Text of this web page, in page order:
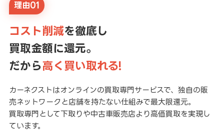
理由01
コスト削減を徹底し
買取金額に還元。
だから高く買い取れる!
カーネクストはオンラインの買取専門サービスで、独自の販
売ネットワークと店舗を持たない仕組みで最大限還元。
買取専門として下取りや中古車販売店より高価買取を実現し
ています。